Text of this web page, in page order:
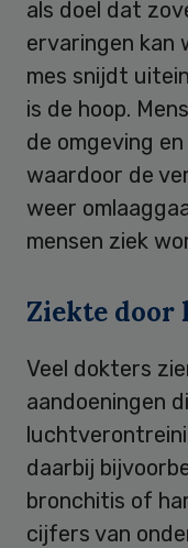
als doel dat
ervaringen kan
mes snijdt
is de hoop.
de omgeving
waardoor de
weer
mensen ziek
Ziekte
Veel dokters
aandoeningen
daarbij
bronchitis of
cijfers van